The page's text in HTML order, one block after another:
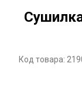
Код товара: